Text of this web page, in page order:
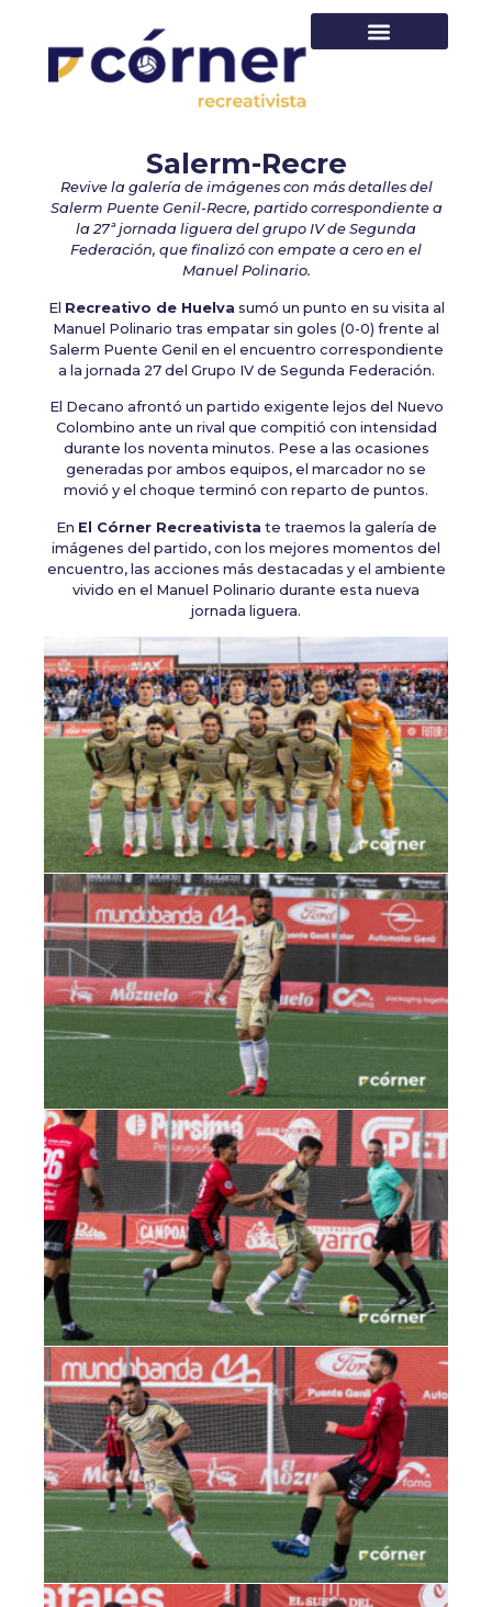
Salerm-Recre
Revive la galería de imágenes con más detalles del
Salerm Puente Genil-Recre, partido correspondiente a
la 27ª jornada liguera del grupo IV de Segunda
Federación, que finalizó con empate a cero en el
Manuel Polinario.
El Recreativo de Huelva sumó un punto en su visita al
Manuel Polinario tras empatar sin goles (0-0) frente al
Salerm Puente Genil en el encuentro correspondiente
a la jornada 27 del Grupo IV de Segunda Federación.
El Decano afrontó un partido exigente lejos del Nuevo
Colombino ante un rival que compitió con intensidad
durante los noventa minutos. Pese a las ocasiones
generadas por ambos equipos, el marcador no se
movió y el choque terminó con reparto de puntos.
En El Córner Recreativista te traemos la galería de
imágenes del partido, con los mejores momentos del
encuentro, las acciones más destacadas y el ambiente
vivido en el Manuel Polinario durante esta nueva
jornada liguera.